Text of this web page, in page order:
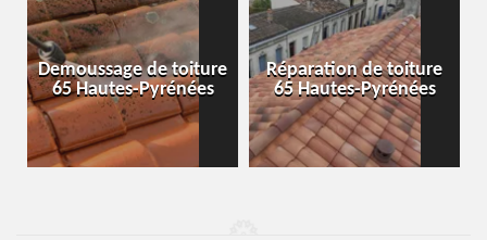
Demoussage de toiture
65 Hautes-Pyrénées
Réparation de toiture
65 Hautes-Pyrénées